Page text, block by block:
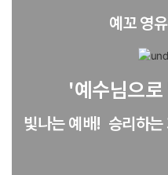
예꼬 영
'예수님으
빛나는 예배! 승리하